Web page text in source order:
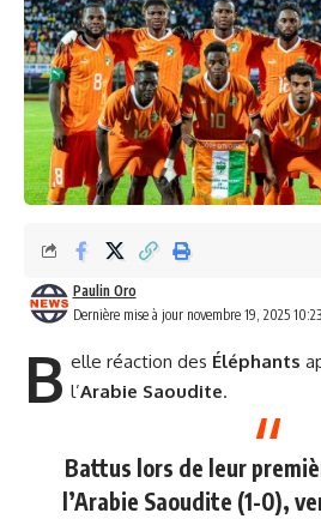
Dernière mise à jour novembre 19, 2025
Paulin Oro
B elle réaction des Éléphants
l’Arabie Saoudite.
Battus lors de leur
l’Arabie Saoudite (1-0),